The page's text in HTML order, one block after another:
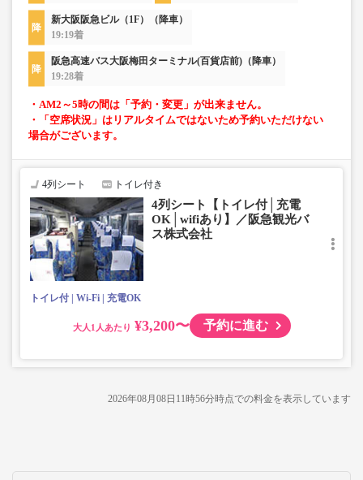
新大阪阪急ビル（1F）（降車）
19:19着
阪急高速バス大阪梅田ターミナル(百貨店前)（降車）
19:28着
・AM2～5時の間は「予約・変更」が出来ません。
・「空席状況」はリアルタイムではないため予約いただけない
場合がございます。
4列シート トイレ付き
4列シート【トイレ付│充電
OK│wifiあり】／阪急観光バ
ス株式会社
トイレ付 Wi-Fi 充電OK
大人 ¥3,200〜 予約に進む
2026年08月08日11時56分時点での料金を表示しています